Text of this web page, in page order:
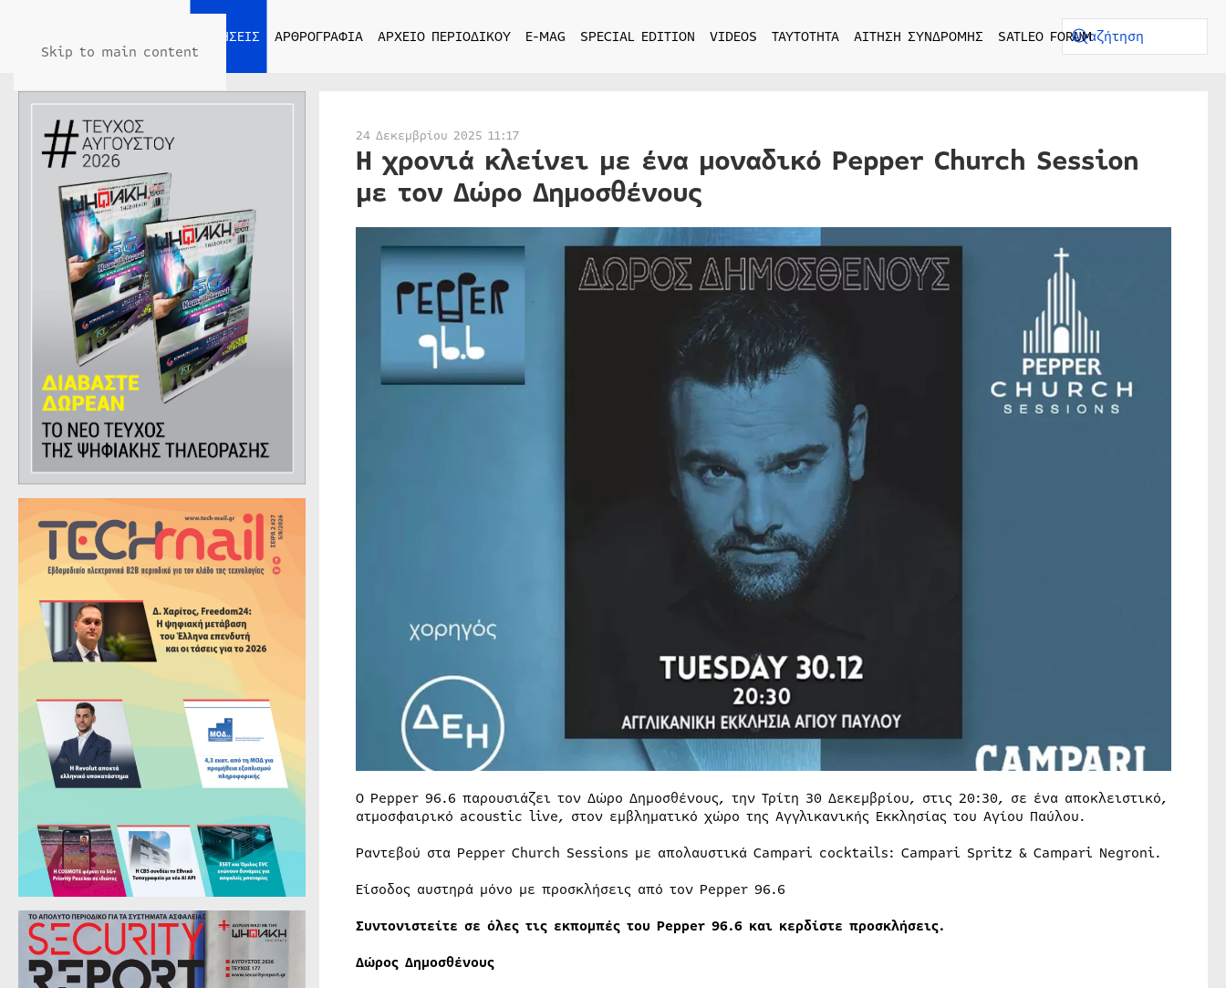
Skip to main content
ΕΙΔΗΣΕΙΣ ΑΡΘΡΟΓΡΑΦΙΑ ΑΡΧΕΙΟ ΠΕΡΙΟΔΙΚΟΥ E-MAG SPECIAL EDITION VIDEOS ΤΑΥΤΟΤΗΤΑ ΑΙΤΗΣΗ ΣΥΝΔΡΟΜΗΣ SATLEO FORUM
24 Δεκεμβρίου 2025 11:17
Η χρονιά κλείνει με ένα μοναδικό Pepper Church Session
με τον Δώρο Δημοσθένους
Ο Pepper 96.6 παρουσιάζει τον Δώρο Δημοσθένους, την Τρίτη 30 Δεκεμβρίου, στις 20:30, σε ένα αποκλειστικό,
ατμοσφαιρικό acoustic live, στον εμβληματικό χώρο της Αγγλικανικής Εκκλησίας του Αγίου Παύλου.
Ραντεβού στα Pepper Church Sessions με απολαυστικά Campari cocktails: Campari Spritz & Campari Negroni.
Είσοδος αυστηρά μόνο με προσκλήσεις από τον Pepper 96.6
Συντονιστείτε σε όλες τις εκπομπές του Pepper 96.6 και κερδίστε προσκλήσεις.
Δώρος Δημοσθένους